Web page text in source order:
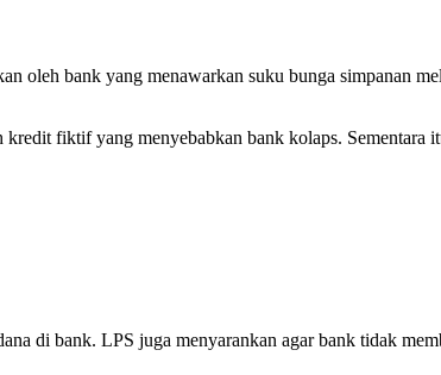
oleh bank yang menawarkan suku bunga simpanan
kredit fiktif yang menyebabkan bank kolaps. Sementara
di bank. LPS juga menyarankan agarbank tidak